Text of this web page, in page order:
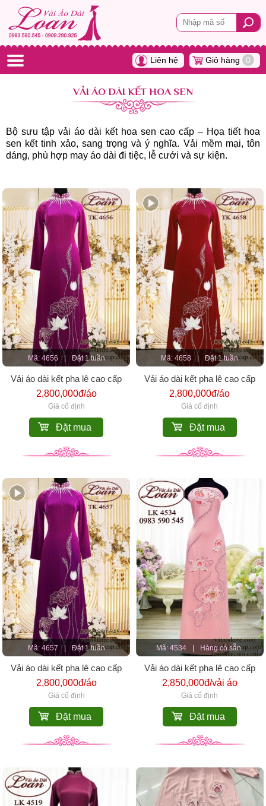
Liên hệ Giỏ hàng 0
VẢI ÁO DÀI KẾT HOA SEN
Bộ sưu tập vải áo dài kết hoa sen cao cấp – Họa tiết hoa
sen kết tinh xảo, sang trọng và ý nghĩa. Vải mềm mại, tôn
dáng, phù hợp may áo dài đi tiệc, lễ cưới và sự kiện.
Mã: 4656 | Đặt 1 tuần
Vải áo dài kết pha lê cao cấp
2,800,000đ/áo
Giá cố định
Đặt mua
Mã: 4658 | Đặt 1 tuần
Vải áo dài kết pha lê cao cấp
2,800,000đ/áo
Giá cố định
Đặt mua
Mã: 4657 | Đặt 1 tuần
Vải áo dài kết pha lê cao cấp
2,800,000đ/áo
Giá cố định
Đặt mua
Mã: 4534 | Hàng có sẵn.
Vải áo dài kết pha lê cao cấp
2,850,000đ/vải áo
Giá cố định
Đặt mua